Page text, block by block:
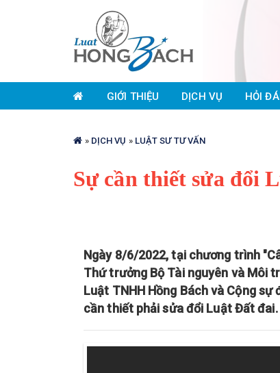
GIỚI THIỆU DỊCH VỤ HỎI
Bạn
ở
đây
» DỊCH VỤ » LUẬT SƯ TƯ VẤN
Sự cần thiết sửa đổi
Ngày 8/6/2022, tại chương trình
Thứ trưởng Bộ Tài nguyên và Môi
Luật TNHH Hồng Bách và Cộng
cần thiết phải sửa đổi Luật Đất đai.